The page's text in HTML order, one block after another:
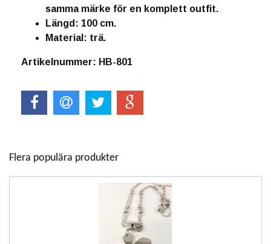
samma märke för en komplett outfit.
Längd: 100 cm.
Material: trä.
Artikelnummer: HB-801
Flera populära produkter